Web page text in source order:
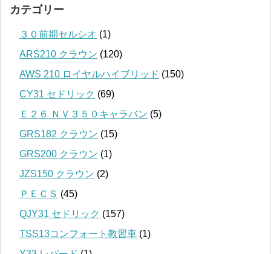
カテゴリー
３０前期セルシオ (1)
ARS210 クラウン (120)
AWS 210 ロイヤルハイブリッド (150)
CY31 セドリック (69)
Ｅ２６ ＮＶ３５０キャラバン (5)
GRS182 クラウン (15)
GRS200 クラウン (1)
JZS150 クラウン (2)
ＰＥＣＳ (45)
QJY31 セドリック (157)
TSS13コンフォート教習車 (1)